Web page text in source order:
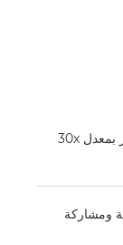
كاميرا صغيرة الحجم مزودة بإمكانية تكبير/تصغير بمعدل 30x
ومشاركة